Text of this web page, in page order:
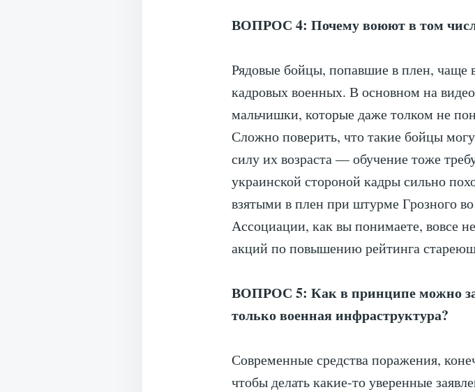
ВОПРОС 4: Почему воюют в том
Рядовые бойцы, попавшие в плен, чаще
кадровых военных. В основном на
мальчишки, которые даже толком не
Сложно поверить, что такие бойцы
силу их возраста — обучение тоже
украинской стороной кадры сильно
взятыми в плен при штурме Грозного
Ассоциации, как вы понимаете, вовсе
акций по повышению рейтинга
ВОПРОС 5: Как в принципе можно
только военная инфраструктура?
Современные средства поражения,
чтобы делать какие-то уверенные